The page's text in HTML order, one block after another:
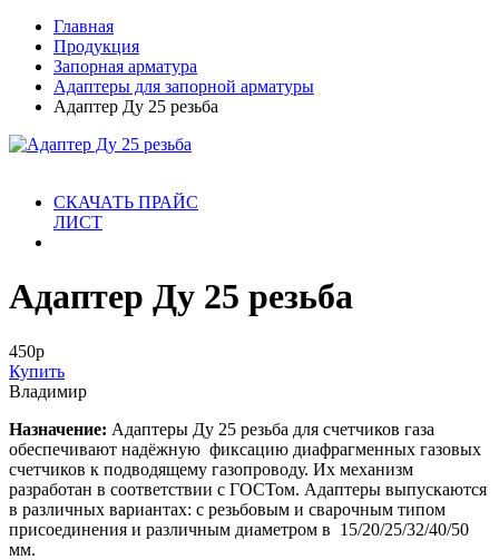
Главная
Продукция
Запорная арматура
Адаптеры для запорной арматуры
Адаптер Ду 25 резьба
СКАЧАТЬ ПРАЙС
ЛИСТ
Адаптер Ду 25 резьба
450р
Купить
Владимир
Назначение: Адаптеры Ду 25 резьба для счетчиков газа
обеспечивают надёжную фиксацию диафрагменных газовых
счетчиков к подводящему газопроводу. Их механизм
разработан в соответствии с ГОСТом. Адаптеры выпускаются
в различных вариантах: с резьбовым и сварочным типом
присоединения и различным диаметром в 15/20/25/32/40/50
мм.